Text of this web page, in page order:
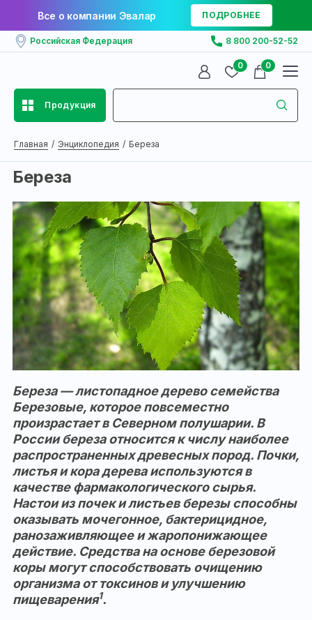
Все о компании Эвалар ПОДРОБНЕЕ
Российская Федерация 8 800 200-52-52
0 0
Продукция
Главная Энциклопедия Береза
Береза
Береза — листопадное дерево семейства
Березовые, которое повсеместно
произрастает в Северном полушарии. В
России береза относится к числу наиболее
распространенных древесных пород. Почки,
листья и кора дерева используются в
качестве фармакологического сырья.
Настои из почек и листьев березы способны
оказывать мочегонное, бактерицидное,
ранозаживляющее и жаропонижающее
действие. Средства на основе березовой
коры могут способствовать очищению
организма от токсинов и улучшению
пищеварения1.